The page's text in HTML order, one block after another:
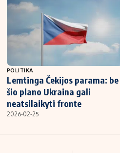
POLITIKA
Lemtinga Čekijos parama: be
šio plano Ukraina gali
neatsilaikyti fronte
2026-02-25